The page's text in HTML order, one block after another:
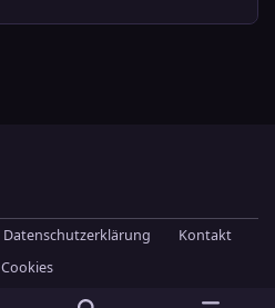
Datenschutzerklärung
Kontakt
Cookies